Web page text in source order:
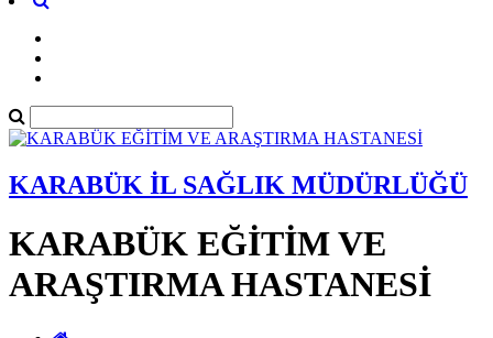
KARABÜK İL SAĞLIK MÜDÜRLÜĞÜ
KARABÜK EĞİTİM VE
ARAŞTIRMA HASTANESİ